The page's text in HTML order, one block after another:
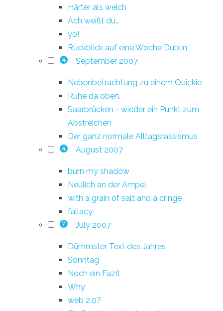
Härter als weich
Ach weißt du…
yo!
Rückblick auf eine Woche Dublin
4 September 2007
Nebenbetrachtung zu einem Quickie
Ruhe da oben.
Saarbrücken - wieder ein Punkt zum
Abstreichen
Der ganz normale Alltagsrassismus
4 August 2007
burn my shadow
Neulich an der Ampel
with a grain of salt and a cringe
fallacy
7 July 2007
Dümmster Text des Jahres
Sonntag
Noch ein Fazit
Why
web 2.0?